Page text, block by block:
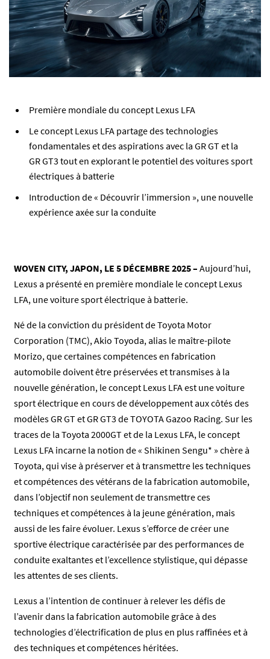
Première mondiale du concept Lexus LFA
Le concept Lexus LFA partage des technologies
fondamentales et des aspirations avec la GR GT et la
GR GT3 tout en explorant le potentiel des voitures sport
électriques à batterie
Introduction de « Découvrir l’immersion », une nouvelle
expérience axée sur la conduite
WOVEN CITY, JAPON, LE 5 DÉCEMBRE 2025 – Aujourd’hui,
Lexus a présenté en première mondiale le concept Lexus
LFA, une voiture sport électrique à batterie.
Né de la conviction du président de Toyota Motor
Corporation (TMC), Akio Toyoda, alias le maître-pilote
Morizo, que certaines compétences en fabrication
automobile doivent être préservées et transmises à la
nouvelle génération, le concept Lexus LFA est une voiture
sport électrique en cours de développement aux côtés des
modèles GR GT et GR GT3 de TOYOTA Gazoo Racing. Sur les
traces de la Toyota 2000GT et de la Lexus LFA, le concept
Lexus LFA incarne la notion de « Shikinen Sengu* » chère à
Toyota, qui vise à préserver et à transmettre les techniques
et compétences des vétérans de la fabrication automobile,
dans l’objectif non seulement de transmettre ces
techniques et compétences à la jeune génération, mais
aussi de les faire évoluer. Lexus s’efforce de créer une
sportive électrique caractérisée par des performances de
conduite exaltantes et l’excellence stylistique, qui dépasse
les attentes de ses clients.
Lexus a l’intention de continuer à relever les défis de
l’avenir dans la fabrication automobile grâce à des
technologies d’électrification de plus en plus raffinées et à
des techniques et compétences héritées.